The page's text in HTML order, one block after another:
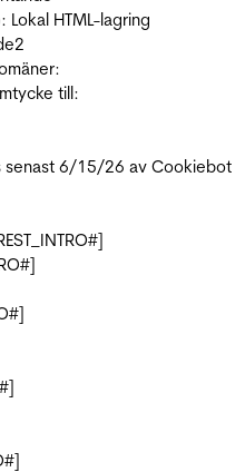
: Lokal HTML-lagring
2
till:
senast 6/15/26 av Cookiebot